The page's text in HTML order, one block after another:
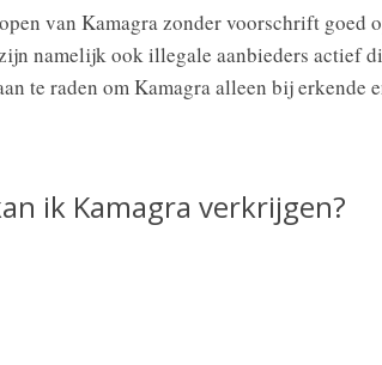
van Kamagra zonder voorschrift goed
namelijk ook illegale aanbieders actief
te raden om Kamagra alleen bij erkende
ik Kamagra verkrijgen?